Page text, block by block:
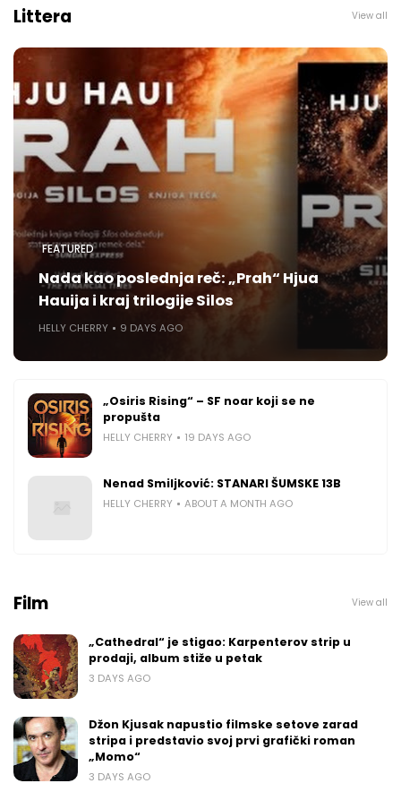
Littera View all
FEATURED
Nada kao poslednja reč: „Prah“ Hjua
Hauija i kraj trilogije Silos
HELLY CHERRY 9 DAYS AGO
„Osiris Rising“ – SF noar koji se ne
propušta
HELLY CHERRY 19 DAYS AGO
Nenad Smiljković: STANARI ŠUMSKE 13B
HELLY CHERRY ABOUT A MONTH AGO
Film View all
„Cathedral“ je stigao: Karpenterov strip u
prodaji, album stiže u petak
3 DAYS AGO
Džon Kjusak napustio filmske setove zarad
stripa i predstavio svoj prvi grafički roman
„Momo“
3 DAYS AGO